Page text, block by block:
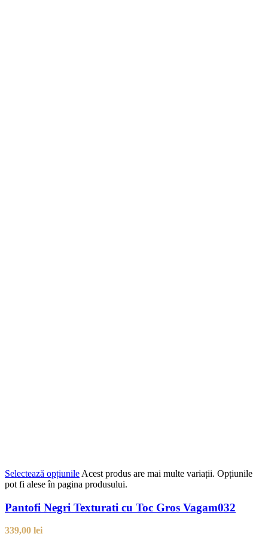
Selectează opțiunile Acest produs are mai multe variații. Opțiunile
pot fi alese în pagina produsului.
Pantofi Negri Texturati cu Toc Gros Vagam032
339,00 lei